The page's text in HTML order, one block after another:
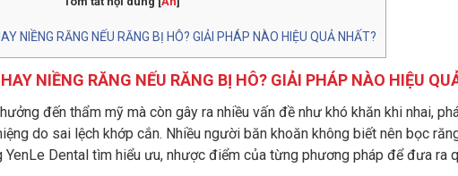
NIỀNG RĂNG NẾU RĂNG BỊ HÔ? GIẢI PHÁP NÀO HIỆU QUẢ NHẤT?
NIỀNG RĂNG NẾU RĂNG BỊ HÔ? GIẢI PHÁP NÀO HIỆU
đến thẩm mỹ mà còn gây ra nhiều vấn đề như khó khăn khi nhai,
do sai lệch khớp cắn. Nhiều người băn khoăn không biết nên bọc
YenLe Dental tìm hiểu ưu, nhược điểm của từng phương pháp để đưa ra